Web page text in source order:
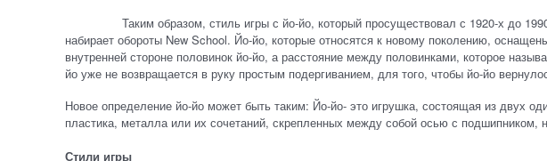
Таким образом, стиль игры с йо-йо, который просуществовал с 1920-х до 1990-
набирает обороты New School. Йо-йо, которые относятся к новому поколению,
внутренней стороне половинок йо-йо, а расстояние между половинками, которое
йо уже не возвращается в руку простым подергиванием, для того, чтобы йо-йо
Новое определение йо-йо может быть таким: Йо-йо- это игрушка, состоящая из двух
пластика, металла или их сочетаний, скрепленных между собой осью с подшипником,
Стили игры